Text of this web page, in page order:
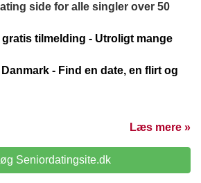
side for alle singler over 50
gratis tilmelding - Utroligt mange
- Find en date, en flirt og
Læs mere »
Seniordatingsite.dk